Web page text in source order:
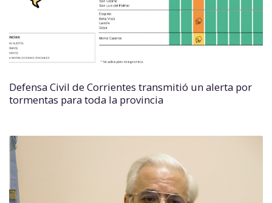
Defensa Civil de Corrientes transmitió un alerta por
tormentas para toda la provincia